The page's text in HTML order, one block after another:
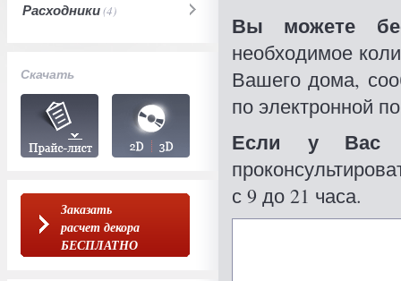
Расходники(4)
Скачать
Заказать
расчет декора
БЕСПЛАТНО
Вы можете
необходимое
Вашего дома,
по электронной
Если у Вас
с 9 до 21 часа.